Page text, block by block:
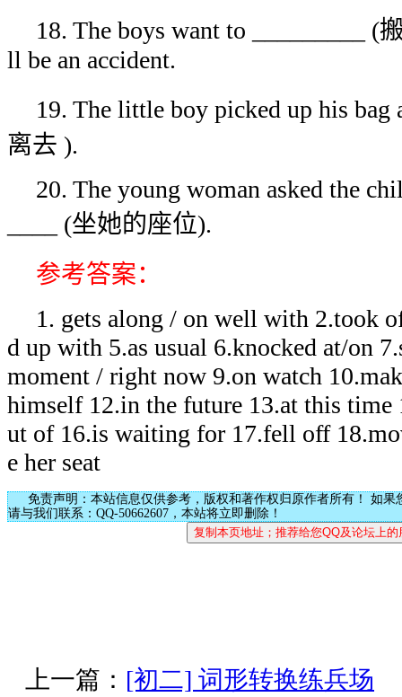
18. The boys want to _________ (
ll be an accident.
19. The little boy picked up his bag
离去 ).
20. The young woman asked the
____ (坐她的座位).
参考答案：
1. gets along / on well with 2.took
d up with 5.as usual 6.knocked at/on
moment / right now 9.on watch
himself 12.in the future 13.at this time
ut of 16.is waiting for 17.fell off
e her seat
免责声明：本站信息仅供参考，版权和著作权归原作者所有！ 如果
请与我们联系：QQ-50662607，本站将立即删除！
上一篇： [初二] 词形转换练兵场